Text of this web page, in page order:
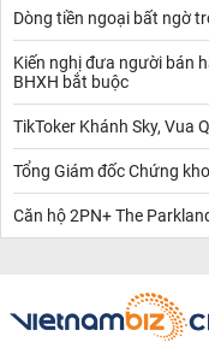
Dòng tiền ngoại bất ngờ
Kiến nghị đưa người bán
BHXH bắt buộc
TikToker Khánh Sky, Vua
Tổng Giám đốc Chứng
Căn hộ 2PN+ The